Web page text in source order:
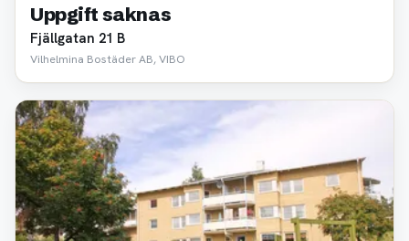
Uppgift saknas
Fjällgatan 21 B
Vilhelmina Bostäder AB, VIBO